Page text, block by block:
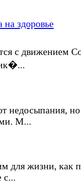
здоровье
с движением
недосыпания,
М...
для жизни, как
с...